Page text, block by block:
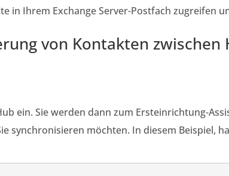
in Ihrem Exchange Server-Postfach zugreifen
von Kontakten zwischen
ein. Sie werden dann zum Ersteinrichtung-
synchronisieren möchten. In diesem Beispiel,